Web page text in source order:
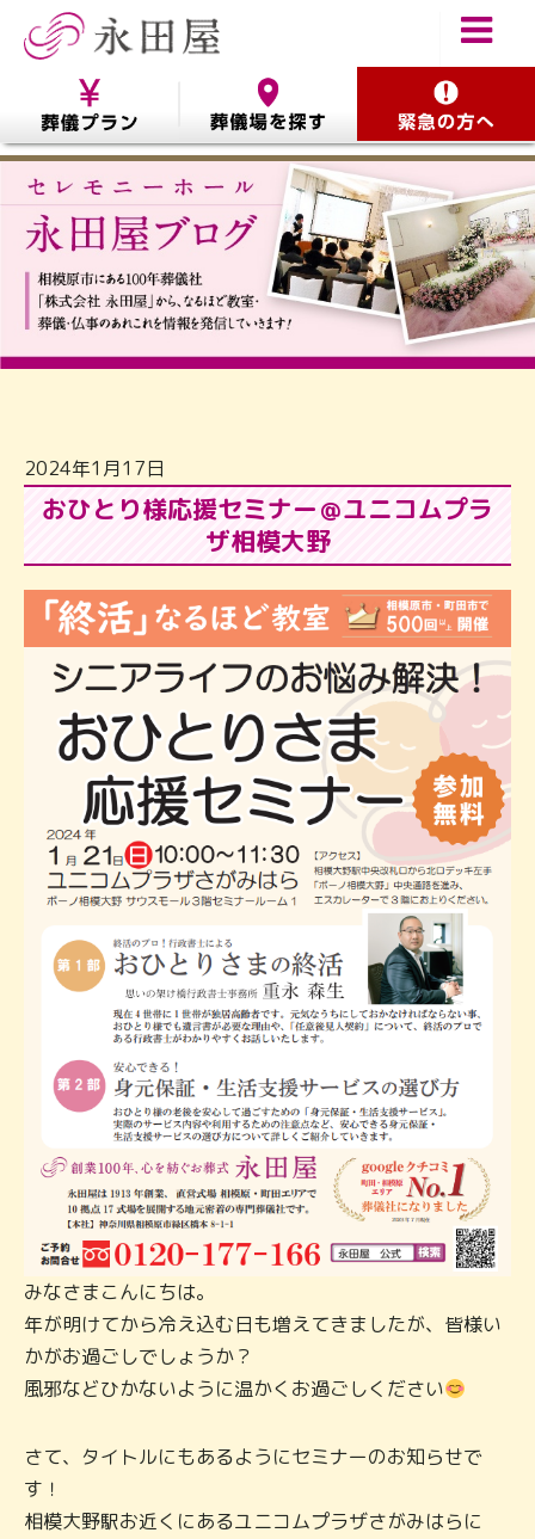
2024年1月17日
おひとり様応援セミナー＠ユニコムプラ
ザ相模大野
みなさまこんにちは。
年が明けてから冷え込む日も増えてきましたが、皆様い
かがお過ごしでしょうか？
風邪などひかないように温かくお過ごしください
さて、タイトルにもあるようにセミナーのお知らせで
す！
相模大野駅お近くにあるユニコムプラザさがみはらに